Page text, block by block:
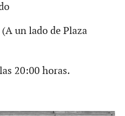
un lado de Plaza
20:00 horas.